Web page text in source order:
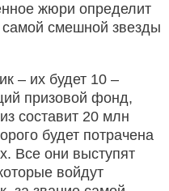
жюри определит
смешной звезды
– их будет 10 –
призовой фонд,
составит 20 млн
будет потрачена
Все они выступят
войдут